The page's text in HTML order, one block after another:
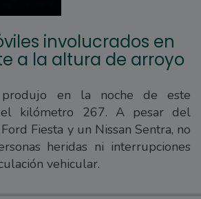
involucrados en
a la altura de arroyo
en la noche de este
kilómetro 267. A pesar del
Fiesta y un Nissan Sentra, no
heridas ni interrupciones
vehicular.